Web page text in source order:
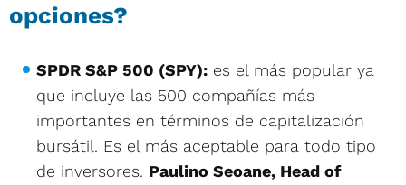
opciones?
SPDR S&P 500 (SPY): es el más popular ya
que incluye las 500 compañías más
importantes en términos de capitalización
bursátil. Es el más aceptable para todo tipo
de inversores. Paulino Seoane, Head of